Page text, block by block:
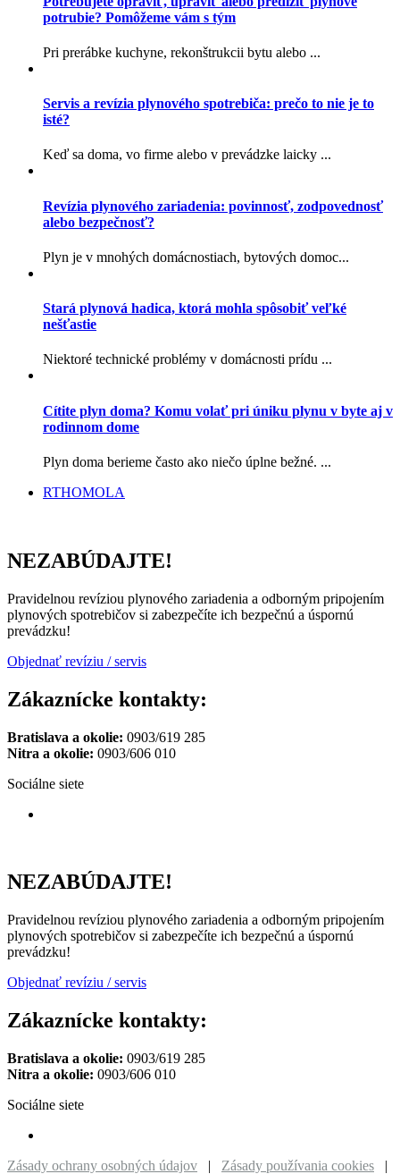
potrubie? Pomôžeme vám s tým
Pri prerábke kuchyne, rekonštrukcii bytu alebo ...
Servis a revízia plynového spotrebiča: prečo to nie je to
isté?
Keď sa doma, vo firme alebo v prevádzke laicky ...
Revízia plynového zariadenia: povinnosť, zodpovednosť
alebo bezpečnosť?
Plyn je v mnohých domácnostiach, bytových domoc...
Stará plynová hadica, ktorá mohla spôsobiť veľké
nešťastie
Niektoré technické problémy v domácnosti prídu ...
Cítite plyn doma? Komu volať pri úniku plynu v byte aj v
rodinnom dome
Plyn doma berieme často ako niečo úplne bežné. ...
RTHOMOLA
NEZABÚDAJTE!
Pravidelnou revíziou plynového zariadenia a odborným pripojením
plynových spotrebičov si zabezpečíte ich bezpečnú a úspornú
prevádzku!
Objednať revíziu / servis
Zákaznícke kontakty:
Bratislava a okolie: 0903/619 285
Nitra a okolie: 0903/606 010
Sociálne siete
NEZABÚDAJTE!
Pravidelnou revíziou plynového zariadenia a odborným pripojením
plynových spotrebičov si zabezpečíte ich bezpečnú a úspornú
prevádzku!
Objednať revíziu / servis
Zákaznícke kontakty:
Bratislava a okolie: 0903/619 285
Nitra a okolie: 0903/606 010
Sociálne siete
Zásady ochrany osobných údajov | Zásady používania cookies |